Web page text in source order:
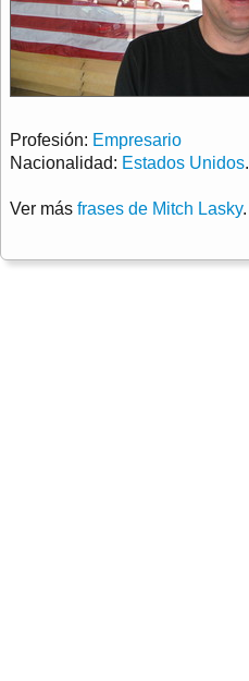
Profesión: Empresario
Nacionalidad: Estados Unidos.
Ver más frases de Mitch Lasky.